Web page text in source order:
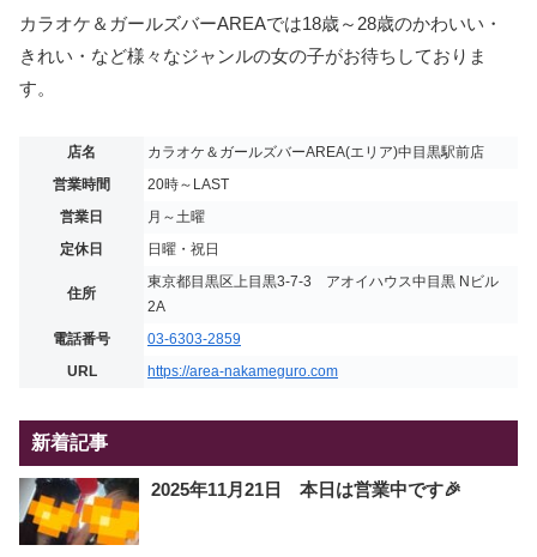
カラオケ＆ガールズバーAREAでは18歳～28歳のかわいい・
きれい・など様々なジャンルの女の子がお待ちしておりま
す。
店名
カラオケ＆ガールズバーAREA(エリア)中目黒駅前店
営業時間
20時～LAST
営業日
月～土曜
定休日
日曜・祝日
住所
東京都目黒区上目黒3-7-3 アオイハウス中目黒 Nビル
2A
電話番号
03-6303-2859
URL
https://area-nakameguro.com
新着記事
2025年11月21日 本日は営業中です🎉